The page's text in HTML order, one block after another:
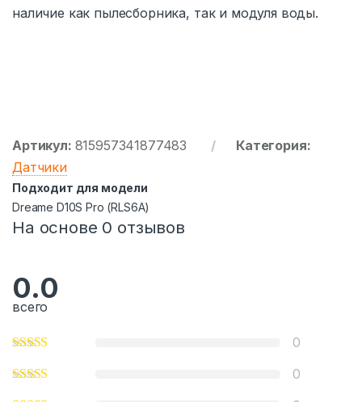
наличие как пылесборника, так и модуля воды.
Артикул: 815957341877483
Категория:
Датчики
Подходит для модели
Drеаmе D10S Рrо (RLS6А)
На основе 0 отзывов
0.0
всего
0
0